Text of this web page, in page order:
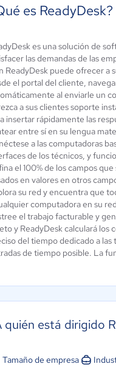
Zendesk Suite
4.2 / 5
es ReadyDesk?
es una solución de
las demandas de las
ReadyDesk puede ofrecer a
el portal del cliente,
al enviarle un
a sus clientes soporte
insertar rápidamente las
entre sí en su lengua
a las computadoras
de los técnicos, y
el 100% de los campos
​​en valores en otros
su red y encuentra que
computadora en su
el trabajo facturable y
y ReadyDesk calculará
del tiempo dedicado a
de tiempo posible. La
quién está dirigido
Tamaño de empresa